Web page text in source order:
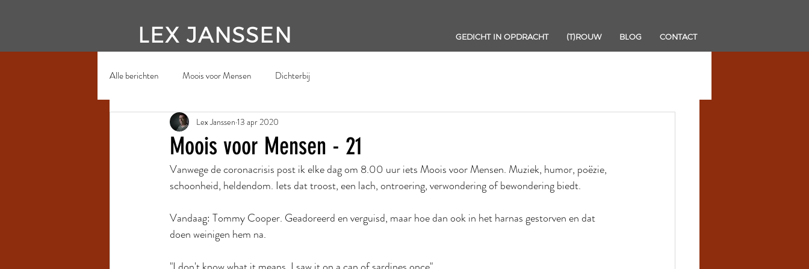
LEX JANSSEN GEDICHT IN OPDRACHT (T)ROUW BLOG CONTACT
Alle berichten Moois voor Mensen Dichterbij
Moois voor Mensen - 21
Lex Janssen 13 apr 2020
Vanwege de coronacrisis post ik elke dag om 8.00 uur iets Moois voor Mensen. Muziek, humor, poëzie,
schoonheid, heldendom. Iets dat troost, een lach, ontroering, verwondering of bewondering biedt.
Vandaag: Tommy Cooper. Geadoreerd en verguisd, maar hoe dan ook in het harnas gestorven en dat
doen weinigen hem na.